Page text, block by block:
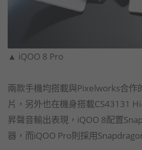
▲ iQOO 8 Pro
兩款手機均搭載與Pixelworks合作
片，另外也在機身搭載CS43131
昇聲音輸出表現，iQOO 8配置
器，而iQOO Pro則採用